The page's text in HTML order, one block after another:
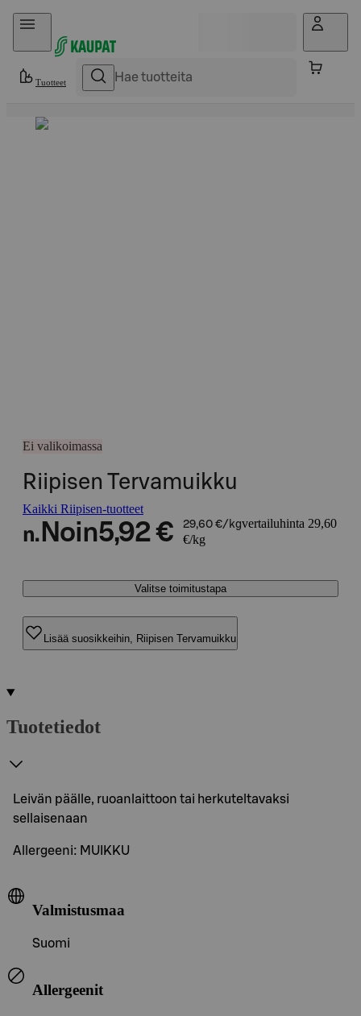
Hyppää sisältöön
Tuotteet
Ei valikoimassa
Riipisen Tervamuikku
Kaikki Riipisen-tuotteet
n. Noin5,92 € 29,60 €/kgvertailuhinta 29,60
€/kg
Valitse toimitustapa
Lisää suosikkeihin, Riipisen Tervamuikku
Tuotetiedot
Leivän päälle, ruoanlaittoon tai herkuteltavaksi
sellaisenaan
Allergeeni: MUIKKU
Valmistusmaa
Suomi
Allergeenit